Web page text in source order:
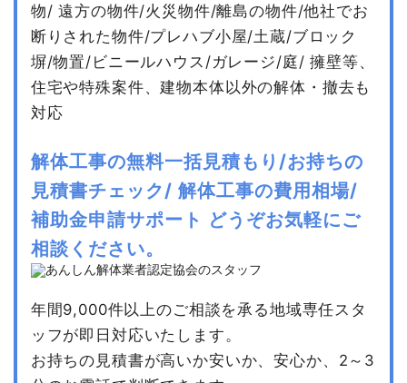
物/ 遠方の物件/火災物件/離島の物件/他社でお
断りされた物件/プレハブ小屋/土蔵/ブロック
塀/物置/ビニールハウス/ガレージ/庭/ 擁壁等、
住宅や特殊案件、建物本体以外の解体・撤去も
対応
解体工事の無料一括見積もり/お持ちの
見積書チェック/ 解体工事の費用相場/
補助金申請サポート どうぞお気軽にご
相談ください。
年間9,000件以上のご相談を承る地域専任スタ
ッフが即日対応いたします。
お持ちの見積書が高いか安いか、安心か、2～3